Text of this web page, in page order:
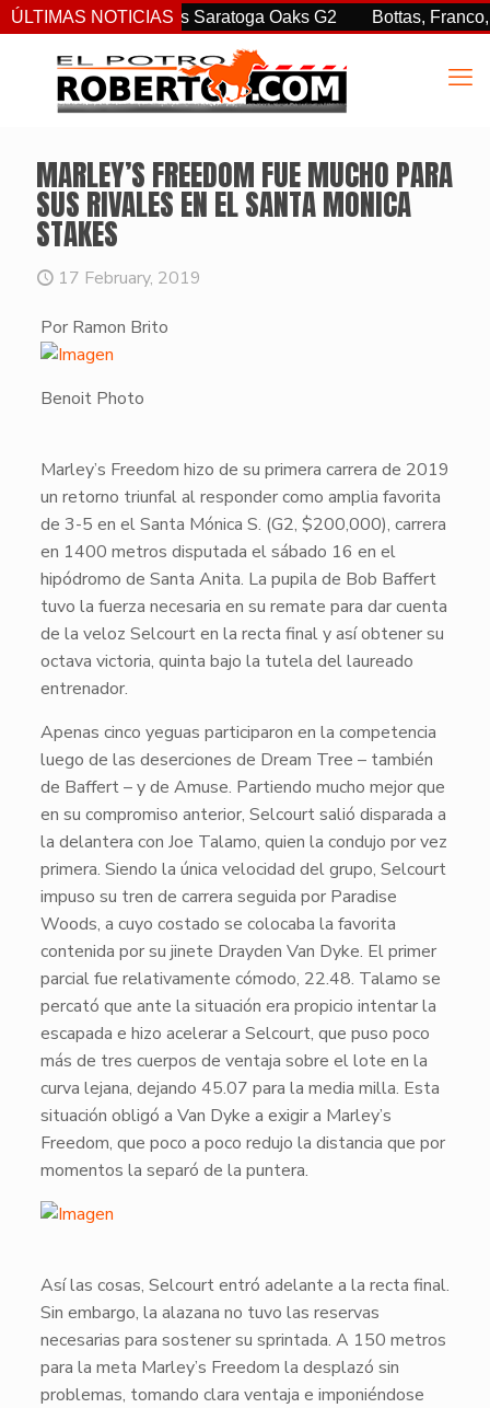
ÚLTIMAS NOTICIAS
sorprendió en las Saratoga Oaks G2 Bottas, Franco, y
MARLEY’S FREEDOM FUE MUCHO PARA
SUS RIVALES EN EL SANTA MONICA
STAKES
17 February, 2019
Por Ramon Brito
Benoit Photo
Marley’s Freedom hizo de su primera carrera de 2019
un retorno triunfal al responder como amplia favorita
de 3-5 en elSanta Mónica S. (G2, $200,000), carrera
en 1400 metros disputada el sábado 16 en el
hipódromo de Santa Anita. La pupila de Bob Baffert
tuvo la fuerza necesaria en su remate para dar cuenta
de la veloz Selcourten la recta final y así obtener su
octava victoria, quinta bajo la tutela del laureado
entrenador.
Apenas cinco yeguas participaron en la competencia
luego de las deserciones de Dream Tree – también
de Baffert – y de Amuse. Partiendo mucho mejor que
en su compromiso anterior, Selcourtsalió disparada a
la delantera con Joe Talamo, quien la condujo por vez
primera. Siendo la única velocidad del grupo, Selcourt
impuso su tren de carrera seguida por Paradise
Woods, a cuyo costado se colocaba la favorita
contenida por su jinete Drayden Van Dyke. El primer
parcial fue relativamente cómodo, 22.48. Talamo se
percató que ante la situación era propicio intentar la
escapada e hizo acelerar a Selcourt, que puso poco
más de tres cuerpos de ventaja sobre el lote en la
curva lejana, dejando 45.07 para la media milla. Esta
situación obligó a Van Dyke a exigir a Marley’s
Freedom, que poco a poco redujo la distancia que por
momentos la separó de la puntera.
Así las cosas, Selcourtentró adelante a la recta final.
Sin embargo, la alazana no tuvo las reservas
necesarias para sostener su sprintada. A 150 metros
para la meta Marley’s Freedom la desplazó sin
problemas, tomando clara ventaja e imponiéndose